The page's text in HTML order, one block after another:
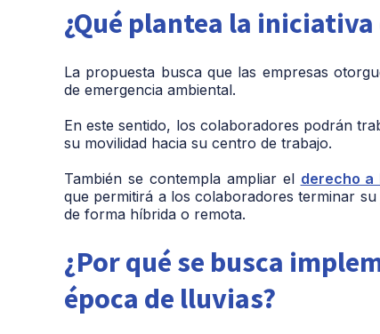
¿Qué plantea la
La propuesta busca que las empresas
de emergencia ambiental.
En este sentido, los colaboradores podrán
su movilidad hacia su centro de trabajo.
También se contempla ampliar el derecho a
que permitirá a los colaboradores terminar
de forma híbrida o remota.
¿Por qué se busca
época de lluvias?